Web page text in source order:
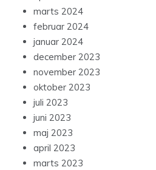
marts 2024
februar 2024
januar 2024
december 2023
november 2023
oktober 2023
juli 2023
juni 2023
maj 2023
april 2023
marts 2023